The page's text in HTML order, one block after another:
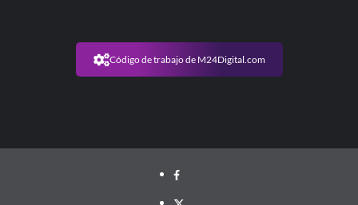
Código de trabajo de M24Digital.com